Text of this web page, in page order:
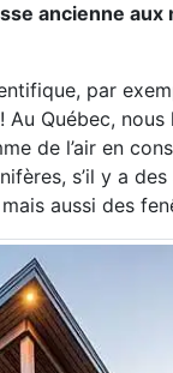
ancienne
par
Au Québec,
de l’air en
s’il y a des
aussi des